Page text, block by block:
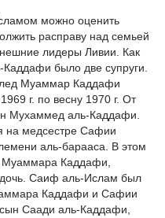
можно оценить
расправу над семьей
лидеры Ливии. Как
было две супруги.
Муаммар Каддафи
г. по весну 1970 г. От
Мухаммед аль-Каддафи.
на медсестре Сафии
аль-барааса. В этом
Муаммара Каддафи,
Саиф аль-Ислам был
Каддафи и Сафии
Саади аль-Каддафи,